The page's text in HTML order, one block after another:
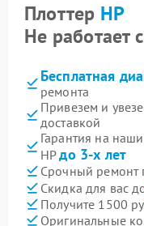
Плоттер HP
Не работает
Бесплатная
ремонта
Привезем и
доставкой
Гарантия на
HPдо 3-х лет
Срочный ремонт
Скидка для вас
Получите 1500
Оригинальные